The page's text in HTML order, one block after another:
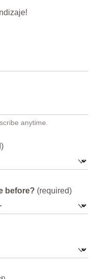
anytime.
before? (required)